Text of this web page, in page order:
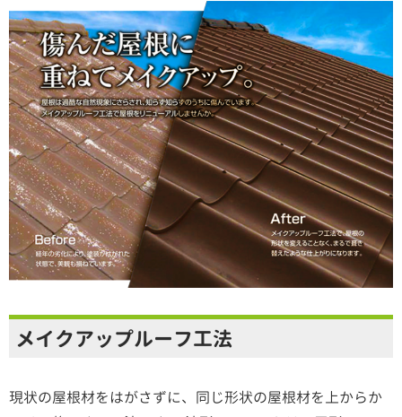
メイクアップルーフ工法
現状の屋根材をはがさずに、同じ形状の屋根材を上からか